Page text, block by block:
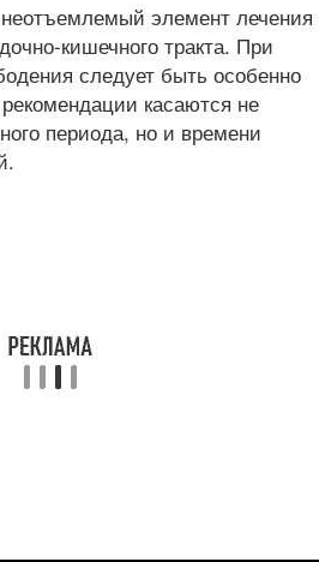
элемент лечения
кишечного тракта. При
следует быть особенно
касаются не
периода, но и времени